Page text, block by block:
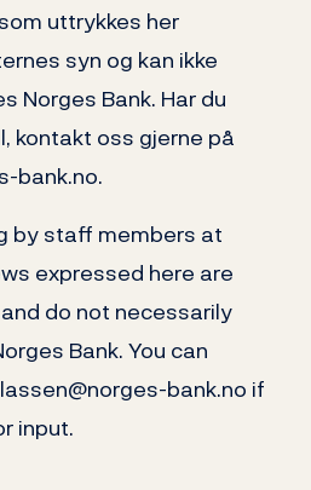
uttrykkes her
syn og kan ikke
Norges Bank. Har du
kontakt oss gjerne på
bank.no.
by staff members at
expressed here are
do not necessarily
Bank. You can
bank.no if
input.